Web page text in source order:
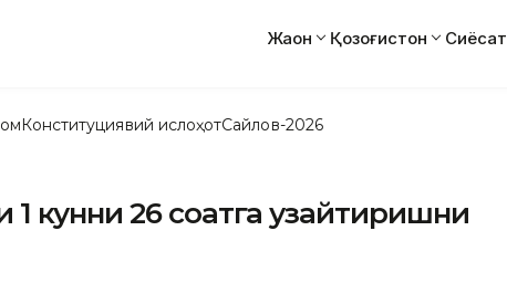
Жаҳон Қозоғистон Сиёсат
Конституциявий ислоҳотСайлов-2026
1 кунни 26 соатга узайтиришни